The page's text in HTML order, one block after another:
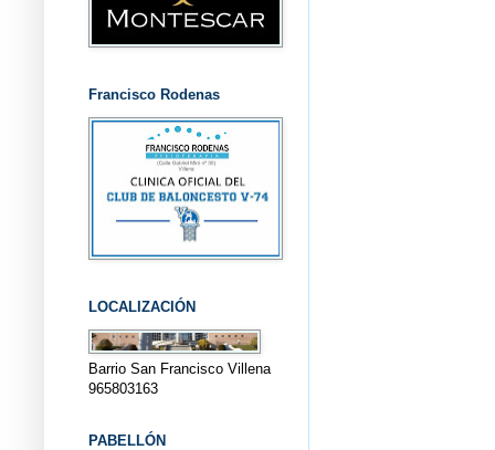
Francisco Rodenas
LOCALIZACIÓN
Barrio San Francisco Villena
965803163
PABELLÓN